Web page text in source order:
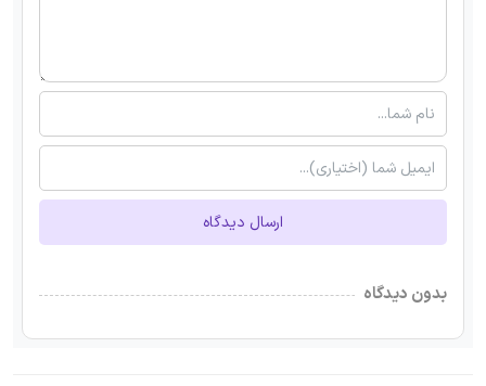
ارسال دیدگاه
بدون دیدگاه